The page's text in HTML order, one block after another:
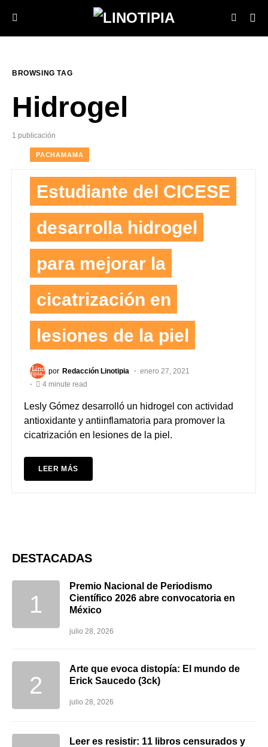
BROWSING TAG
Hidrogel
1 publicación
PACHAMAMA
Estudiante del CICESE
desarrolla hidrogel
para mejorar la
cicatrización en
lesiones de la piel
por Redacción Linotipia
enero 27, 2021
4 minute read
Lesly Gómez desarrolló un hidrogel con actividad
antioxidante y antiinflamatoria para promover la
cicatrización en lesiones de la piel.
LEER MÁS
DESTACADAS
Premio Nacional de Periodismo
Científico 2026 abre convocatoria en
México
julio 28, 2026
Arte que evoca distopía: El mundo de
Erick Saucedo (3ck)
julio 28, 2026
Leer es resistir: 11 libros censurados y